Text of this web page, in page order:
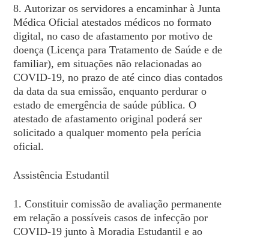
8. Autorizar os servidores a encaminhar à Junta
Médica Oficial atestados médicos no formato
digital, no caso de afastamento por motivo de
doença (Licença para Tratamento de Saúde e de
familiar), em situações não relacionadas ao
COVID-19, no prazo de até cinco dias contados
da data da sua emissão, enquanto perdurar o
estado de emergência de saúde pública. O
atestado de afastamento original poderá ser
solicitado a qualquer momento pela perícia
oficial.
Assistência Estudantil
1. Constituir comissão de avaliação permanente
em relação a possíveis casos de infecção por
COVID-19 junto à Moradia Estudantil e ao